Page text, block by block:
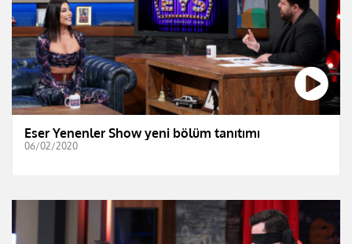
Eser Yenenler Show yeni bölüm tanıtımı
06/02/2020